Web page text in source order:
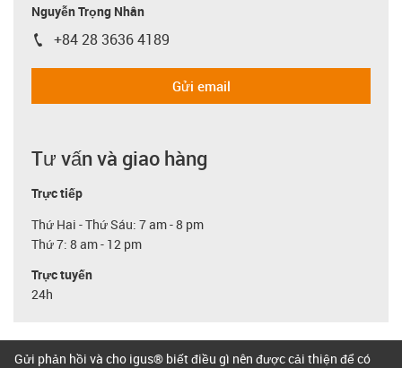
Nguyễn Trọng Nhân
igus-icon-phone
+84 28 3636 4189
Gửi email
Tư vấn và giao hàng
Trực tiếp
Thứ Hai - Thứ Sáu: 7 am - 8 pm
Thứ 7: 8 am - 12 pm
Trực tuyến
24h
Gửi phản hồi và cho igus® biết điều gì nên được cải thiện để có